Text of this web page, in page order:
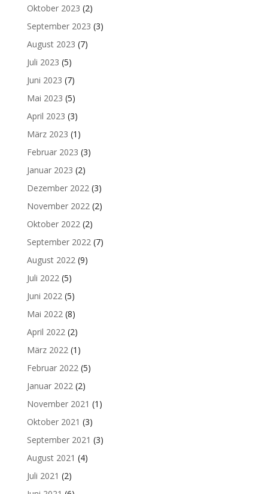
Oktober 2023 (2)
September 2023 (3)
August 2023 (7)
Juli 2023 (5)
Juni 2023 (7)
Mai 2023 (5)
April 2023 (3)
März 2023 (1)
Februar 2023 (3)
Januar 2023 (2)
Dezember 2022 (3)
November 2022 (2)
Oktober 2022 (2)
September 2022 (7)
August 2022 (9)
Juli 2022 (5)
Juni 2022 (5)
Mai 2022 (8)
April 2022 (2)
März 2022 (1)
Februar 2022 (5)
Januar 2022 (2)
November 2021 (1)
Oktober 2021 (3)
September 2021 (3)
August 2021 (4)
Juli 2021 (2)